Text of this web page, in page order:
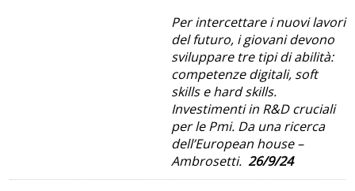
Per intercettare i nuovi lavori
del futuro, i giovani devono
sviluppare tre tipi di abilità:
competenze digitali, soft
skills e hard skills.
Investimenti in R&D cruciali
per le Pmi. Da una ricerca
dell’European house –
Ambrosetti. 26/9/24